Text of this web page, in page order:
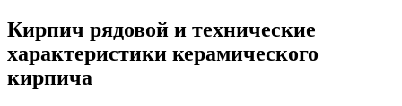
Кирпич рядовой и технические
характеристики керамического
кирпича